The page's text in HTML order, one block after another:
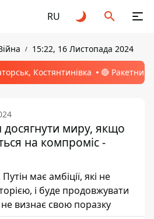
RU
15:22, 16 Листопада 2024
Костянтинівка 🔴 Ракетний
миру, якщо
на компроміс -
має амбіції, які не
і буде продовжувати
не визнає свою поразку